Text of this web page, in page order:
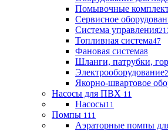
Помывочные
Сервисное
Система управления
Топливная система47
Фановая система8
Шланги, патрубки,
Электрооборудование
Якорно-швартовое
Насосы для ПВХ 11
Насосы11
Помпы 111
Аэраторные помпы